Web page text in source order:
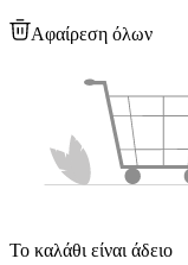
Αφαίρεση όλων
Το καλάθι είναι άδειο